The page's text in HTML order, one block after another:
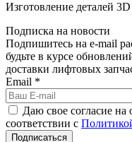
Изготовление деталей 3D
Подписка на новости
Подпишитесь на e-mail
будьте в курсе
доставки лифтовых
Email *
Даю свое согласие
соответствии с
Подписаться